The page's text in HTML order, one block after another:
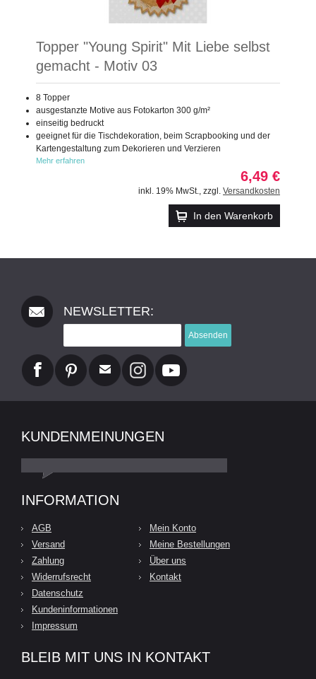
Topper "Young Spirit" Mit Liebe selbst
gemacht - Motiv 03
8 Topper
ausgestanzte Motive aus Fotokarton 300 g/m²
einseitig bedruckt
geeignet für die Tischdekoration, beim Scrapbooking und der
Kartengestaltung zum Dekorieren und Verzieren
Mehr erfahren
6,49 €
inkl. 19% MwSt. zzgl. Versandkosten
In den Warenkorb
NEWSLETTER:
Absenden
KUNDENMEINUNGEN
INFORMATION
AGB
Versand
Zahlung
Widerrufsrecht
Datenschutz
Kundeninformationen
Impressum
Mein Konto
Meine Bestellungen
Über uns
Kontakt
BLEIB MIT UNS IN KONTAKT